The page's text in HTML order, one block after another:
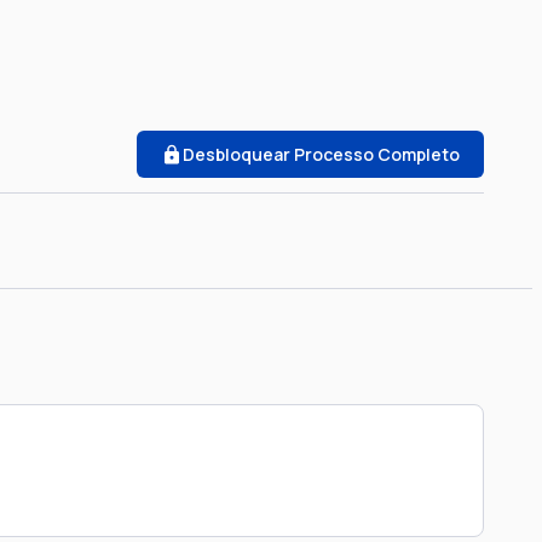
Desbloquear Processo Completo